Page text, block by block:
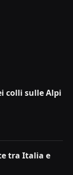
colli sulle Alpi
tra Italia e